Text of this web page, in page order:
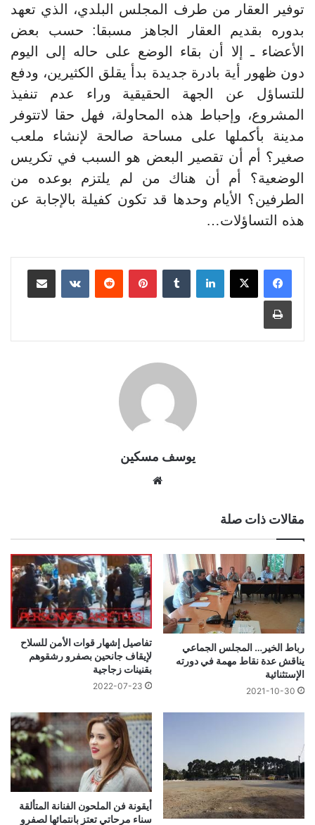
توفير العقار من طرف المجلس البلدي، الذي تعهد
بدوره بقديم العقار الجاهز مسبقا: حسب بعض
الأعضاء ـ إلا أن بقاء الوضع على حاله إلى اليوم
دون ظهور أية بادرة جديدة بدأ يقلق الكثيرين، ودفع
للتساؤل عن الجهة الحقيقية وراء عدم تنفيذ
المشروع، وإحباط هذه المحاولة، فهل حقا لاتتوفر
مدينة بأكملها على مساحة صالحة لإنشاء ملعب
صغير؟ أم أن تقصير البعض هو السبب في تكريس
الوضعية؟ أم أن هناك من لم يلتزم بوعده من
الطرفين؟ الأيام وحدها قد تكون كفيلة بالإجابة عن
هذه التساؤلات…
لينكدإن بينتيريست مشاركة عبر البريد
طباعة
يوسف مسكين
مقالات ذات صلة
رباط الخير… المجلس الجماعي
يناقش عدة نقاط مهمة في دورته
الإستثنائية
2021-10-30
تفاصيل إشهار قوات الأمن للسلاح
لإيقاف جانحين بصفرو رشقوهم
بقنينات زجاجية
2022-07-23
أيقونة فن الملحون الفنانة المتألقة
سناء مرحاتي تعتز بانتمائها لصفرو